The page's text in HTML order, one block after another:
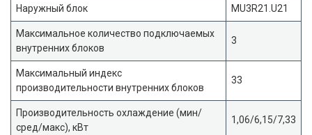
Наружный блок MU3R21.U21
Максимальное количество подключаемых
внутренних блоков
3
Максимальный индекс
производительности внутренних блоков
33
Производительность охлаждение (мин/
сред/макс), кВт
1,06/6,15/7,33